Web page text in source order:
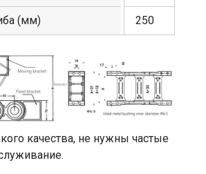
(мм) 250
качества, не нужны частые